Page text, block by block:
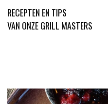
RECEPTEN EN TIPS
VAN ONZE GRILL MASTERS